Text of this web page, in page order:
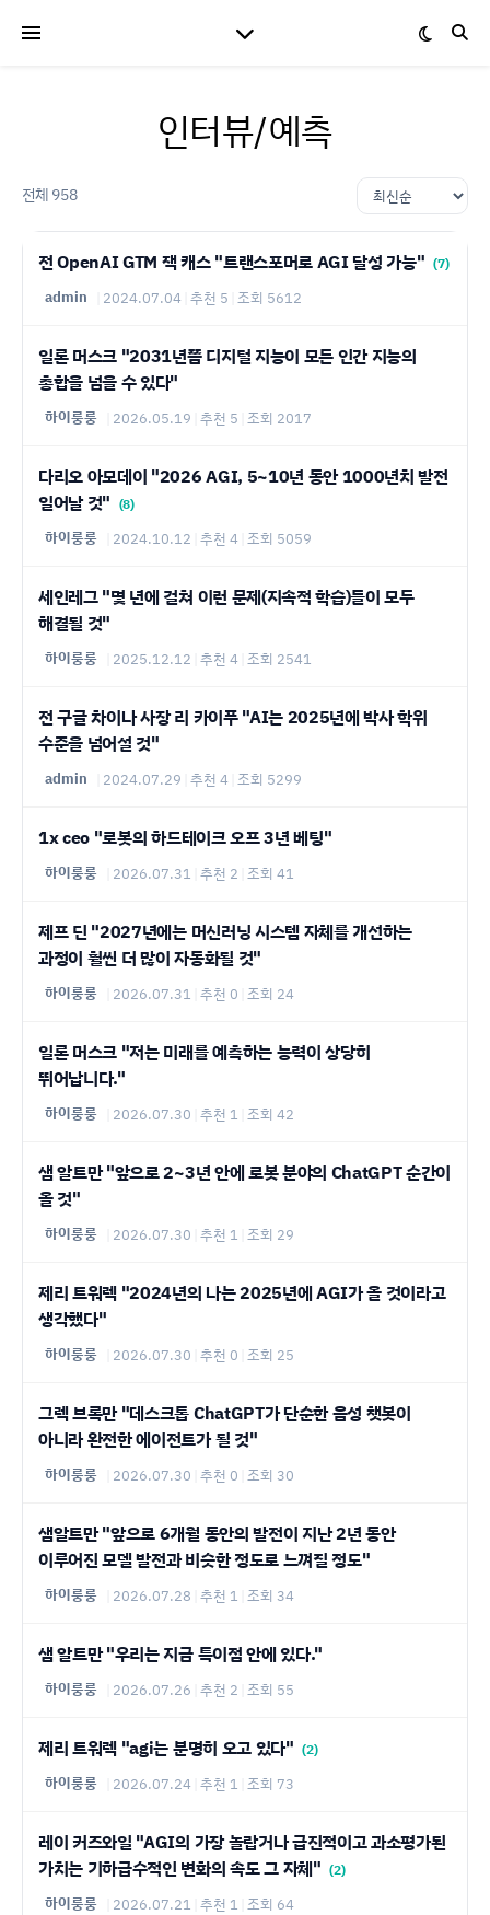
인터뷰/예측
전체 958
전 OpenAI GTM 잭 캐스 "트랜스포머로 AGI 달성 가능" (7)
admin 2024.07.04 추천 5 조회 5612
일론 머스크 "2031년쯤 디지털 지능이 모든 인간 지능의
총합을 넘을 수 있다"
하이룽룽 2026.05.19 추천 5 조회 2017
다리오 아모데이 "2026 AGI, 5~10년 동안 1000년치 발전
일어날 것" (8)
하이룽룽 2024.10.12 추천 4 조회 5059
세인레그 "몇 년에 걸쳐 이런 문제(지속적 학습)들이 모두
해결될 것"
하이룽룽 2025.12.12 추천 4 조회 2541
전 구글 차이나 사장 리 카이푸 "AI는 2025년에 박사 학위
수준을 넘어설 것"
admin 2024.07.29 추천 4 조회 5299
1x ceo "로봇의 하드테이크 오프 3년 베팅"
하이룽룽 2026.07.31 추천 2 조회 41
제프 딘 "2027년에는 머신러닝 시스템 자체를 개선하는
과정이 훨씬 더 많이 자동화될 것"
하이룽룽 2026.07.31 추천 0 조회 24
일론 머스크 "저는 미래를 예측하는 능력이 상당히
뛰어납니다."
하이룽룽 2026.07.30 추천 1 조회 42
샘 알트만 "앞으로 2~3년 안에 로봇 분야의 ChatGPT 순간이
올 것"
하이룽룽 2026.07.30 추천 1 조회 29
제리 트워렉 "2024년의 나는 2025년에 AGI가 올 것이라고
생각했다"
하이룽룽 2026.07.30 추천 0 조회 25
그렉 브록만 "데스크톱 ChatGPT가 단순한 음성 챗봇이
아니라 완전한 에이전트가 될 것"
하이룽룽 2026.07.30 추천 0 조회 30
샘알트만 "앞으로 6개월 동안의 발전이 지난 2년 동안
이루어진 모델 발전과 비슷한 정도로 느껴질 정도"
하이룽룽 2026.07.28 추천 1 조회 34
샘 알트만 "우리는 지금 특이점 안에 있다."
하이룽룽 2026.07.26 추천 2 조회 55
제리 트워렉 "agi는 분명히 오고 있다" (2)
하이룽룽 2026.07.24 추천 1 조회 73
레이 커즈와일 "AGI의 가장 놀랍거나 급진적이고 과소평가된
가치는 기하급수적인 변화의 속도 그 자체" (2)
하이룽룽 2026.07.21 추천 1 조회 64